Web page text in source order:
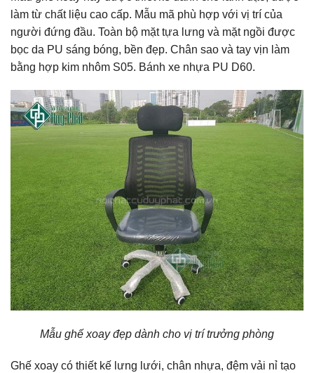
làm từ chất liệu cao cấp. Mẫu mã phù hợp với vị trí của
người đứng đầu. Toàn bộ mặt tựa lưng và mặt ngồi được
bọc da PU sáng bóng, bền đẹp. Chân sao và tay vịn làm
bằng hợp kim nhôm S05. Bánh xe nhựa PU D60.
Mẫu ghế xoay đẹp dành cho vị trí trưởng phòng
Ghế xoay có thiết kế lưng lưới, chân nhựa, đệm vải nỉ tạo